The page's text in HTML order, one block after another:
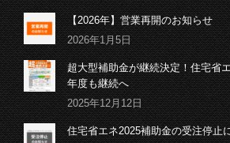
【2026年】営業再開のお知らせ
2026年1月5日
超大型補助金が継続決定！住宅省
年度も継続へ
2025年12月12日
住宅省エネ2025補助金の受注停止